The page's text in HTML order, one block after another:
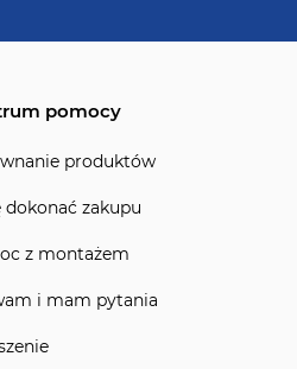
pomocy
produktów
dokonać zakupu
z montażem
i mam pytania